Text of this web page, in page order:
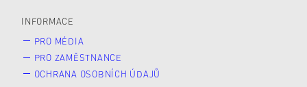
INFORMACE
PRO MÉDIA
PRO ZAMĚSTNANCE
OCHRANA OSOBNÍCH ÚDAJŮ